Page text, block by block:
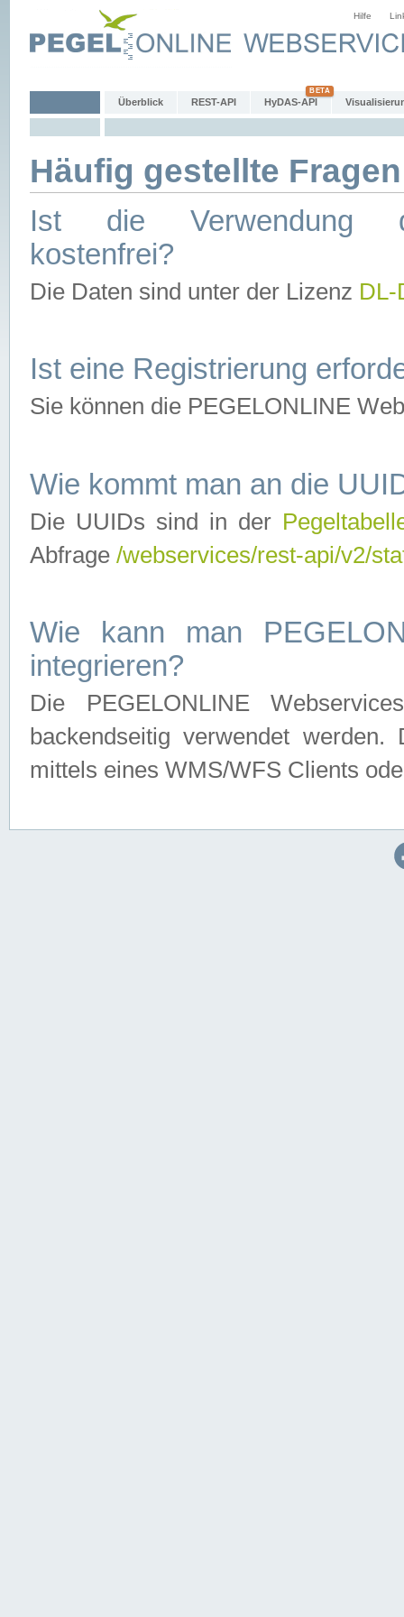
Hilfe
Überblick REST-API HyDAS-API
Häufig gestellte
Ist die Verwendung
kostenfrei?
Die Daten sind unter der Lizenz
Ist eine Registrierung
Sie können die PEGELONLINE
Wie kommt man an die
Die UUIDs sind in der
Abfrage /webservices/rest-api/v2/
Wie kann man
integrieren?
Die PEGELONLINE
backendseitig verwendet
mittels eines WMS/WFS Clients